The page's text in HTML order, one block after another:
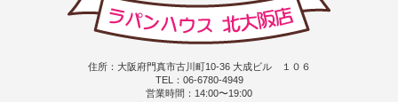
住所：大阪府門真市古川町10-36 大成ビル １０６
TEL：06-6780-4949
営業時間：14:00〜19:00